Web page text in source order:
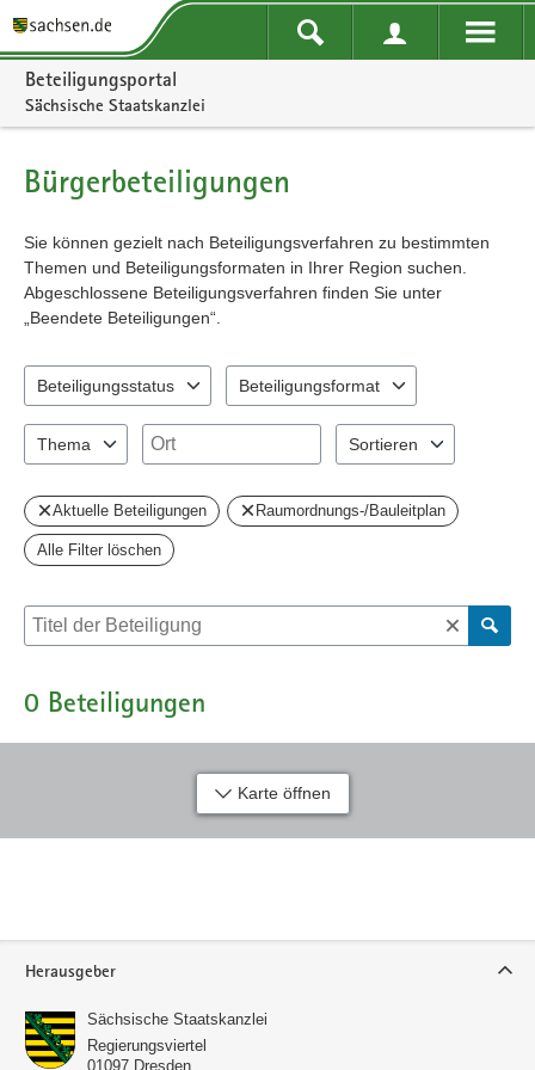
Portalnavigation
Beteiligungsportal
Sächsische Staatskanzlei
Bürgerbeteiligungen
Sie können gezielt nach Beteiligungsverfahren zu bestimmten
Themen und Beteiligungsformaten in Ihrer Region suchen.
Abgeschlossene Beteiligungsverfahren finden Sie unter
„Beendete Beteiligungen“.
Beteiligungsstatus
Beteiligungsformat
Thema
Ort
Sortieren
Aktuelle Beteiligungen Raumordnungs-/Bauleitplan
Alle Filter löschen
Suche nach Beteiligung
0 Beteiligungen
Karte öffnen
Herausgeber
Sächsische Staatskanzlei
Regierungsviertel
01097 Dresden